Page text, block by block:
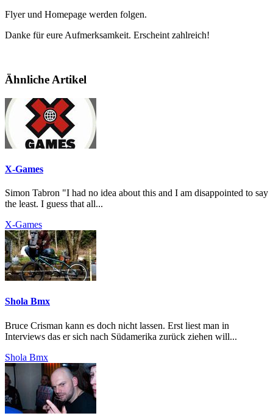
Flyer und Homepage werden folgen.
Danke für eure Aufmerksamkeit. Erscheint zahlreich!
Ähnliche Artikel
X-Games
Simon Tabron "I had no idea about this and I am disappointed to say
the least. I guess that all...
X-Games
Shola Bmx
Bruce Crisman kann es doch nicht lassen. Erst liest man in
Interviews das er sich nach Südamerika zurück ziehen will...
Shola Bmx